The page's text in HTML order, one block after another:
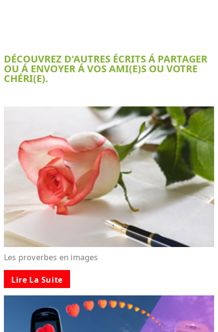
DÉCOUVREZ D'AUTRES ÉCRITS Á PARTAGER
OU Á ENVOYER Á VOS AMI(E)S OU VOTRE
CHÉRI(E).
Les proverbes en images
Lire La Suite